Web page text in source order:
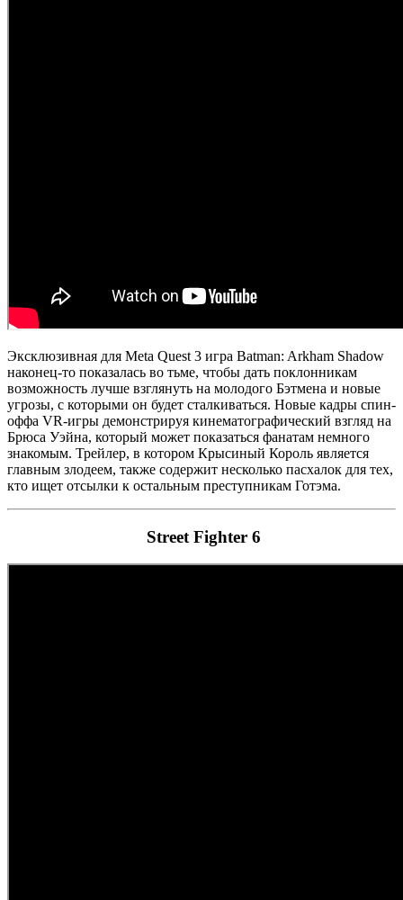
Эксклюзивная для Meta Quest 3 игра Batman: Arkham Shadow
наконец-то показалась во тьме, чтобы дать поклонникам
возможность лучше взглянуть на молодого Бэтмена и новые
угрозы, с которыми он будет сталкиваться. Новые кадры спин-
оффа VR-игры демонстрируя кинематографический взгляд на
Брюса Уэйна, который может показаться фанатам немного
знакомым. Трейлер, в котором Крысиный Король является
главным злодеем, также содержит несколько пасхалок для тех,
кто ищет отсылки к остальным преступникам Готэма.
Street Fighter 6